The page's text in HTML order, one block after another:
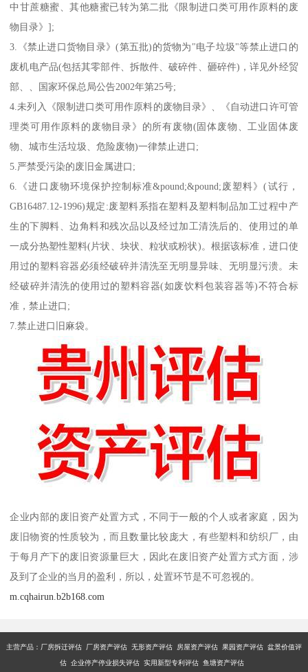
中甘蔗糖蜜、其他糖蜜已转为第二批《限制进口类可用作原料的废
物目录》];
3.《禁止进口货物目录》(第五批)的货物为"电子垃圾"等禁止进口的
废机电产品(包括其零部件、拆散件、破碎件、砸碎件)，详见外经贸
部、、国家环保总局公告2002年第25号;
4.未列入《限制进口类可用作原料的废物目录》、《自动进口许可管
理类可用作原料的废物目录》的所有废物(固体废物、工业固体废
物、城市生活垃圾、危险废物)一律禁止进口;
5.严禁受污染的废旧金属进口;
6.《进口废物环境保护控制标准&pound;&pound;废塑料》(试行，
GB16487.12-1996)规定:废塑料系指在塑料及塑料制品加工过程中产
生的下脚料、边角料和残次品以及经过加工清洗后的、使用过的单
一成分热塑性塑料(片状、块状、粒状或粉状)。根据该标准，进口使
用过的塑料容器必须经破碎并清洗至无明显异味、无明显污溃。未
经破碎并清洗的使用过的塑料容器(如废饮料包装容器等)不符合标
准，禁止进口;
7.禁止进口旧麻袋。
企业内部的废旧资产处置方式，不同于一般的个人或者家庭，因为
废旧物资的性质较为，而且数量比较庞大，有些塑料和纺织厂，由
于每月产下的废旧资源量巨大，因此在废旧资产处置方式方面，涉
及到了企业的当月的盈利，所以，处置环节是不可忽视的。
m.cqhairun.b2b168.com
主营产品：厂房拆迁评估 厂房资产评估 无形资产评估 房屋资产评估 果园资产评估 盆景价值评
估 企业停产停业损失评估 实用新型专利评估 鱼塘资产评估